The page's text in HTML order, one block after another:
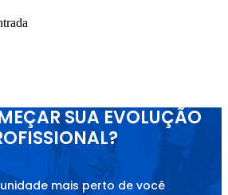
SUA EVOLUÇÃO
mais perto de você